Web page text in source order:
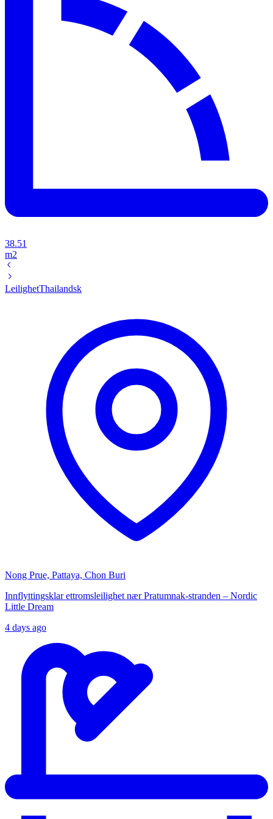
38.51
m2
LeilighetThailandsk
Nong Prue, Pattaya, Chon Buri
Innflyttingsklar ettromsleilighet nær Pratumnak-stranden – Nordic
Little Dream
4 days ago